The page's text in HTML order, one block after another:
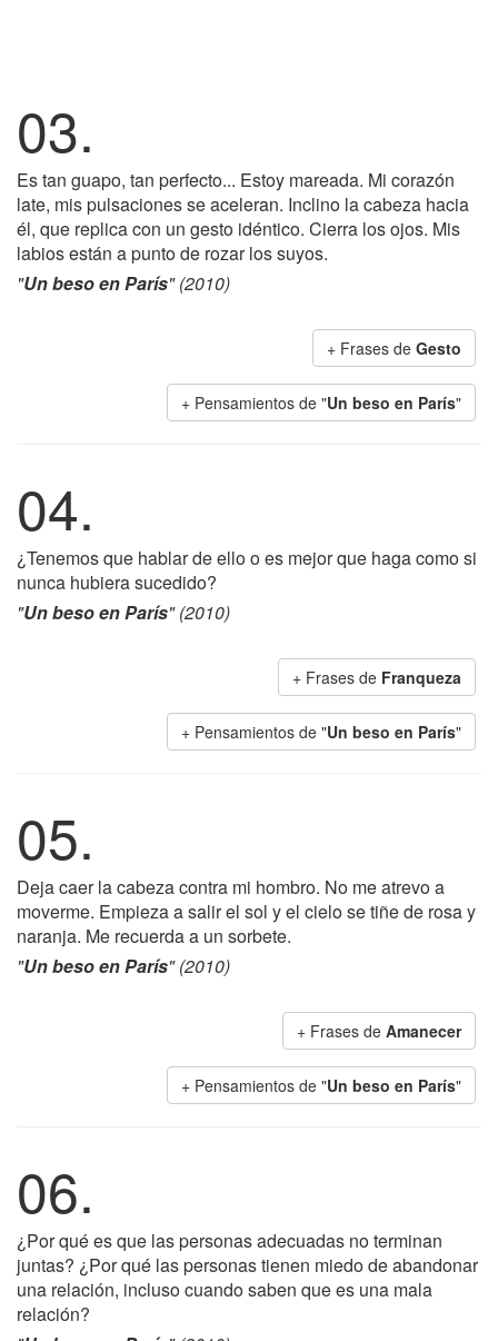
03.
Es tan guapo, tan perfecto... Estoy mareada. Mi corazón
late, mis pulsaciones se aceleran. Inclino la cabeza hacia
él, que replica con un gesto idéntico. Cierra los ojos. Mis
labios están a punto de rozar los suyos.
"Un beso en París" (2010)
+ Frases de Gesto
+ Pensamientos de "Un beso en París"
04.
¿Tenemos que hablar de ello o es mejor que haga como si
nunca hubiera sucedido?
"Un beso en París" (2010)
+ Frases de Franqueza
+ Pensamientos de "Un beso en París"
05.
Deja caer la cabeza contra mi hombro. No me atrevo a
moverme. Empieza a salir el sol y el cielo se tiñe de rosa y
naranja. Me recuerda a un sorbete.
"Un beso en París" (2010)
+ Frases de Amanecer
+ Pensamientos de "Un beso en París"
06.
¿Por qué es que las personas adecuadas no terminan
juntas? ¿Por qué las personas tienen miedo de abandonar
una relación, incluso cuando saben que es una mala
relación?